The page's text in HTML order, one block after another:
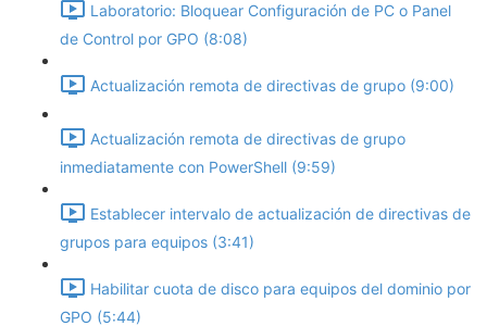
Laboratorio: Bloquear Configuración de PC o Panel
de Control por GPO (8:08)
Actualización remota de directivas de grupo (9:00)
Actualización remota de directivas de grupo
inmediatamente con PowerShell (9:59)
Establecer intervalo de actualización de directivas de
grupos para equipos (3:41)
Habilitar cuota de disco para equipos del dominio por
GPO (5:44)